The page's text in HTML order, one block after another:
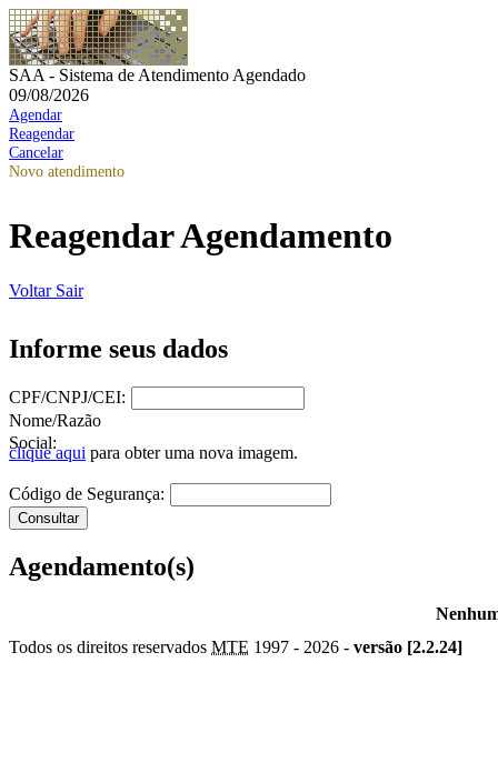
SAA - Sistema de Atendimento Agendado
09/08/2026
Agendar
Reagendar
Cancelar
Novo atendimento
Reagendar Agendamento
Voltar Sair
Informe seus dados
CPF/CNPJ/CEI:
Nome/Razão
Social:
clique aqui para obter uma nova imagem.
Código de Segurança:
Agendamento(s)
Todos os direitos reservados MTE 1997 - 2026 - versão [2.2.24]